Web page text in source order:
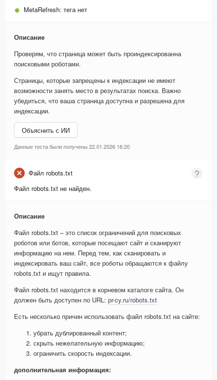
MetaRefresh: тега нет
Описание
Проверям, что страница может быть проиндексированна
поисковыми роботами.
Страницы, которые запрещены к индексации не имеют
возможности занять место в результатах поиска. Важно
убедиться, что ваша страница доступна и разрешена для
индексации.
Объяснить с ИИ
Данные теста были получены 22.01.2026 16:20
Файл robots.txt
Файл robots.txt не найден.
Описание
Файл robots.txt – это список ограничений для поисковых
роботов или ботов, которые посещают сайт и сканируют
информацию на нем. Перед тем, как сканировать и
индексировать ваш сайт, все роботы обращаются к файлу
robots.txt и ищут правила.
Файл robots.txt находится в корневом каталоге сайта. Он
должен быть доступен по URL: pr-cy.ru/robots.txt
Есть несколько причин использовать файл robots.txt на сайте:
убрать дублированный контент;
скрыть нежелательную информацию;
ограничить скорость индексации.
дополнительная информация: